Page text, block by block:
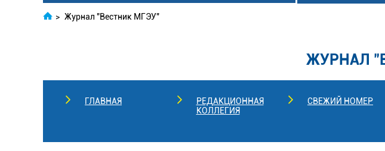
> Журнал "Вестник МГЭУ"
ЖУРНАЛ
ГЛАВНАЯ
РЕДАКЦИОННАЯ
КОЛЛЕГИЯ
СВЕЖИЙ НОМЕР